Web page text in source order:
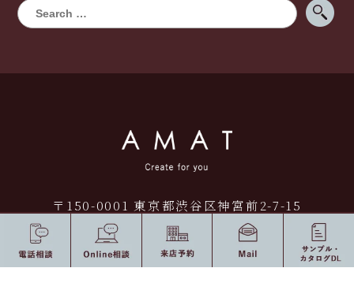
〒150-0001 東京都渋谷区神宮前2-7-15
アンシャンテ1F [
Map]
Tel 03-5413-3003 / Fax 03-5413-3005